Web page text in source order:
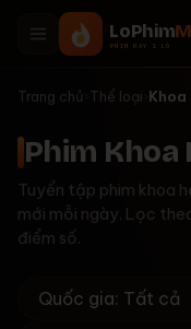
LoPhim
PHIM HAY 1 LÒ
Trang chủ Thể loại Khoa
Phim Khoa
Tuyển tập phim khoa
mới mỗi ngày. Lọc
điểm số.